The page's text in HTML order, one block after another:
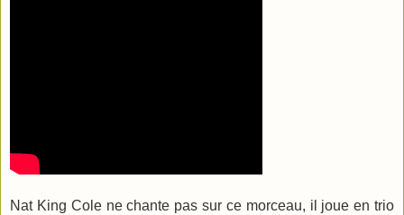
Nat King Cole ne chante pas sur ce morceau, il joue en trio